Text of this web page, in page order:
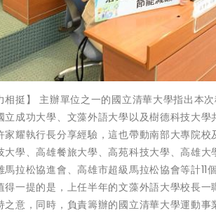
相挺】 主辦單位之一的國立清華大學指出本
成功大學、文藻外語大學以及樹德科技大
耀執行長分享經驗，這也帶動南部大專院
學、高雄餐旅大學、高苑科技大學、高雄
拉松協進會、高雄市超級馬拉松協會等計
一提的是，上任半年的文藻外語大學校長
意，同時，負責籌辦的國立清華大學運動